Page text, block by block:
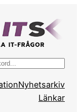
Nyhetsarkiv
Länkar